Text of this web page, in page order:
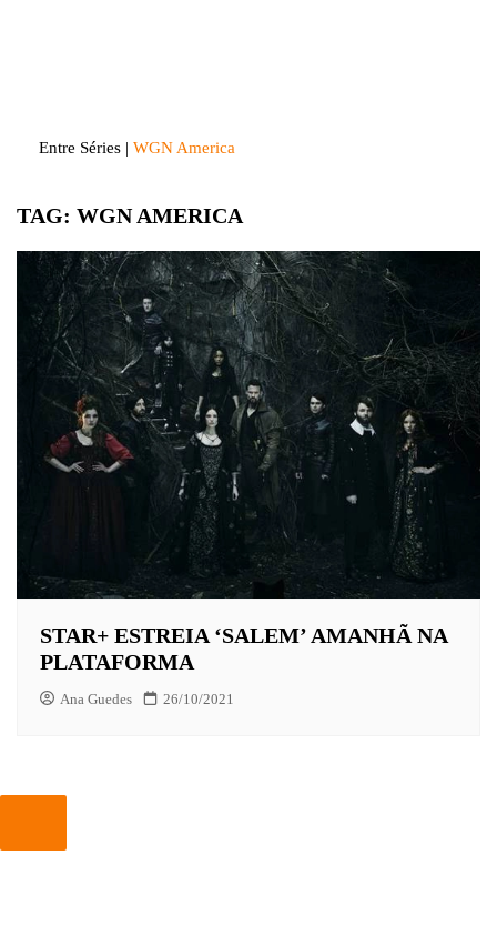
Entre Séries | WGN America
TAG: WGN AMERICA
STAR+ ESTREIA ‘SALEM’ AMANHÃ NA
PLATAFORMA
Ana Guedes 26/10/2021